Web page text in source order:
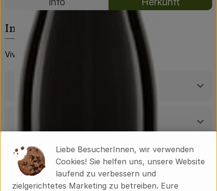
Über uns
Community
Entdecke passende RezepteEs wurden
Info
VivoLoVin
Produktdatenblatt
Liebe BesucherInnen, wir verwenden
Cookies! Sie helfen uns, unsere Website
laufend zu verbessern und
zielgerichtetes Marketing zu betreiben. Eure